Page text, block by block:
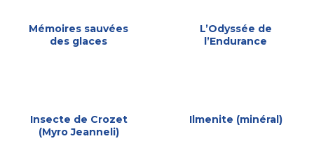
Mémoires sauvées
des glaces
L’Odyssée de
l’Endurance
Insecte de Crozet
(Myro Jeanneli)
Ilmenite (minéral)